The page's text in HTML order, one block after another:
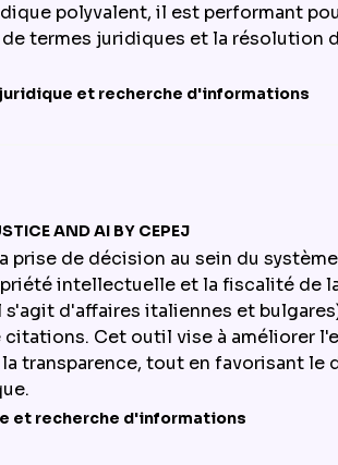
polyvalent, il est performant
termes juridiques et la résolution
et recherche d'informations
AND AI BY CEPEJ
prise de décision au sein du
intellectuelle et la fiscalité de
d'affaires italiennes et
Cet outil vise à améliorer
transparence, tout en favorisant le
et recherche d'informations